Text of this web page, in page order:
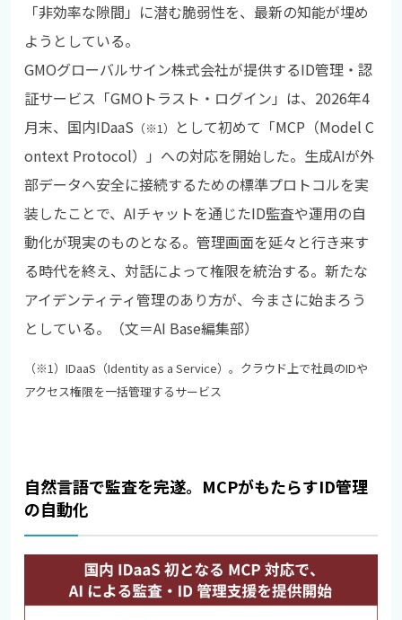
「非効率な隙間」に潜む脆弱性を、最新の知能が埋め
ようとしている。
GMOグローバルサイン株式会社が提供するID管理・認
証サービス「GMOトラスト・ログイン」は、2026年4
月末、国内IDaaS （※1）
として初めて「MCP（Model C
ontext Protocol）」への対応を開始した。生成AIが外
部データへ安全に接続するための標準プロトコルを実
装したことで、AIチャットを通じたID監査や運用の自
動化が現実のものとなる。管理画面を延々と行き来す
る時代を終え、対話によって権限を統治する。新たな
アイデンティティ管理のあり方が、今まさに始まろう
としている。（文＝AI Base編集部）
（※1） IDaaS（Identity as a Service）。クラウド上で社員のIDや
アクセス権限を一括管理するサービス
自然言語で監査を完遂。MCPがもたらすID管理
の自動化